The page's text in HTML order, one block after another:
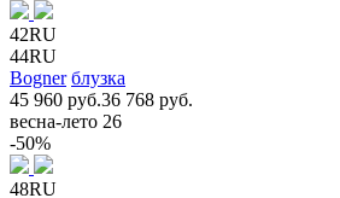
42RU
44RU
Bogner блузка
45 960 руб.36 768 руб.
весна-лето 26
-50%
48RU